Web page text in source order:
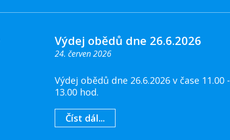
Výdej obědů dne 26.6.2026
24. červen 2026
Výdej obědů dne 26.6.2026 v čase 11.00 -
13.00 hod.
Číst dál...